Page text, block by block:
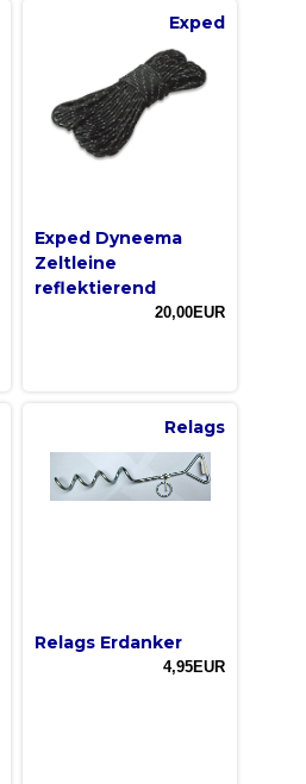
Exped
Exped Dyneema
Zeltleine
reflektierend
20,00EUR
Relags
Relags Erdanker
4,95EUR